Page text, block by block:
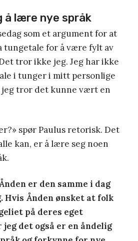
å lære nye språk
som et argument for at
tungetale for å være fylt av
tror ikke jeg. Jeg har ikke
i tunger i mitt personlige
jeg tror det kunne vært en
spør Paulus retorisk. Det
kan, er å lære seg noen
er den samme i dag
Hvis Ånden ønsket at folk
på deres eget
det også er en åndelig